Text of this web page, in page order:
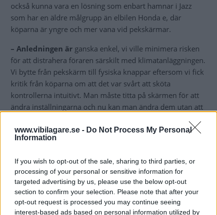
www.vibilagare.se - Do Not Process My Personal
Information
If you wish to opt-out of the sale, sharing to third parties, or
processing of your personal or sensitive information for
targeted advertising by us, please use the below opt-out
section to confirm your selection. Please note that after your
opt-out request is processed you may continue seeing
interest-based ads based on personal information utilized by
också kunna vara en lösning som enbart hamnar i Jazz
som har en äldre målgrupp än elbilen Honda e, där
köparna är yngre och mer vana vid pekskärmar.
– Anledningen är ganska enkel, vi ville minimera risken
för att distrahera föraren särskilt med klimatanläggningen.
Vi bytte från pekskärm till fysiska knappar eftersom vi fick
kritik från köparna om att det var svårt att sköta
kontrollerna intuitivt. Man måste titta på skärmen för att
ändra inställningarna och nu kan man ändra dem utan att
tillAutocar.
utformade infotainmentsystem kan distrahera föraren
mer än alkohol eller droger .